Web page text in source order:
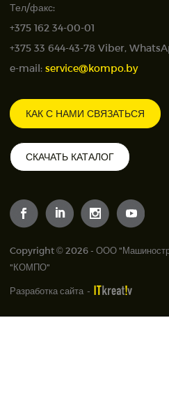
Тел/факс:
+375 162 34-00-01
+375 33 644-43-78 Viber,
e-mail: service@kompo.by
КАК С НАМИ СВЯЗАТЬСЯ
СКАЧАТЬ КАТАЛОГ
Copyright © 2026 - ООО
"КОМПО"
Разработка сайта -